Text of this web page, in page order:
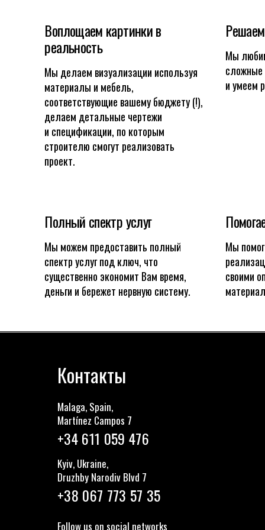
Воплощаем картинки в
реальность
Мы делаем визуализации используя
материалы и мебель,
соответствующие вашему бюджету (!),
делаем детальные чертежи
и спецификации, по которым
строителю смогут реализовать
проект.
Мы
сложные
и умеем
Полный спектр услуг
Мы можем предоставить полный
спектр услуг под ключ, что
существенно экономит Вам время,
деньги и бережет нервную систему.
Мы
своими
Контакты
Malaga, Spain,
Martínez Сampos 7
+34 611 059 476
Kyiv, Ukraine,
Druzhby Narodiv Blvd 7
+38 067 773 57 35
Follow us on social networks